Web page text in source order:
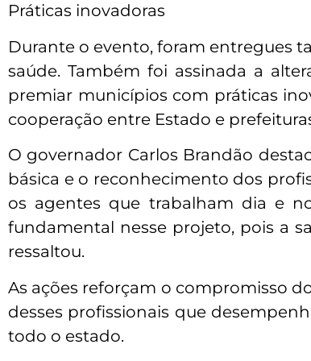
Práticas inovadoras
Durante o evento, foram entregues
saúde. Também foi assinada a
premiar municípios com práticas
cooperação entre Estado e
O governador Carlos Brandão
básica e o reconhecimento dos
os agentes que trabalham dia e
fundamental nesse projeto, pois a
ressaltou.
As ações reforçam o compromisso
desses profissionais que
todo o estado.